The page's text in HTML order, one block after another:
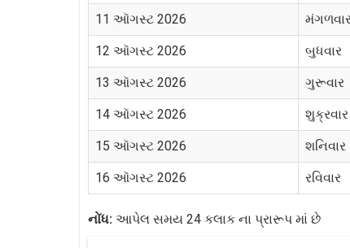
11 ઑગસ્ટ 2026
12 ઑગસ્ટ 2026 બુધવાર
13 ઑગસ્ટ 2026 ગુરૂવાર
14 ઑગસ્ટ 2026 શુક્રવાર
15 ઑગસ્ટ 2026 શનિવાર
16 ઑગસ્ટ 2026 રવિવાર
નોંધ: આપેલ સમય 24 કલાક ના પ્રારૂપ માં છે